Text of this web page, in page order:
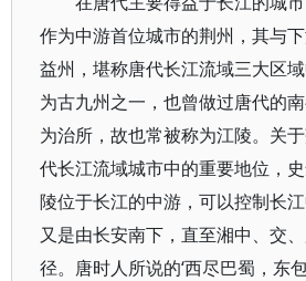
作为中游首位城市的荆州，其与
益州，堪称唐代长江流域三大区
为古九州之一，也曾做过唐代的
为治所，故也常被称为江陵。关
代长江流域城市中的重要地位，
陵位于长江的中游，可以控制长
又是由长安南下，直至湘中、交
径。唐时人所说的‘西尽巴蜀，东